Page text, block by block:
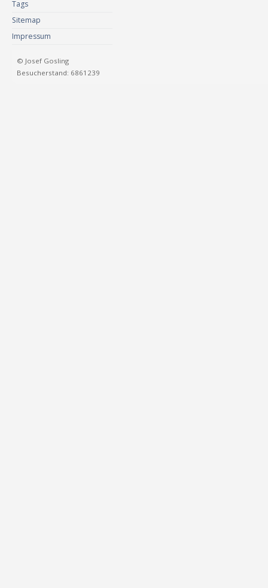
Tags
Sitemap
Impressum
© Josef Gosling
Besucherstand: 6861239